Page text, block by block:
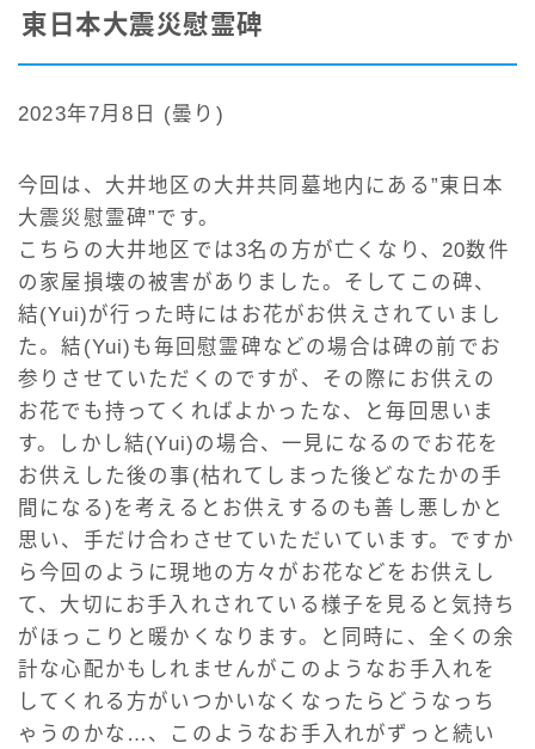
東日本大震災慰霊碑
2023年7月8日 (曇り)
今回は、大井地区の大井共同墓地内にある”東日本
大震災慰霊碑”です。
こちらの大井地区では3名の方が亡くなり、20数件
の家屋損壊の被害がありました。そしてこの碑、
結(Yui)が行った時にはお花がお供えされていまし
た。結(Yui)も毎回慰霊碑などの場合は碑の前でお
参りさせていただくのですが、その際にお供えの
お花でも持ってくればよかったな、と毎回思いま
す。しかし結(Yui)の場合、一見になるのでお花を
お供えした後の事(枯れてしまった後どなたかの手
間になる)を考えるとお供えするのも善し悪しかと
思い、手だけ合わさせていただいています。ですか
ら今回のように現地の方々がお花などをお供えし
て、大切にお手入れされている様子を見ると気持ち
がほっこりと暖かくなります。と同時に、全くの余
計な心配かもしれませんがこのようなお手入れを
してくれる方がいつかいなくなったらどうなっち
ゃうのかな…、このようなお手入れがずっと続い